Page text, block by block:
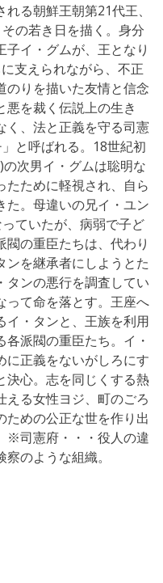
る朝鮮王朝第21代王、
の若き日を描く。身分
イ・グムが、王となり
支えられながら、不正
のりを描いた友情と信念
を裁く伝説上の生き
く、法と正義を守る司憲
と呼ばれる。18世紀初
次男イ・グムは聡明な
たために軽視され、自ら
た。母違いの兄イ・ユン
ていたが、病弱で子ど
閥の重臣たちは、代わり
ンを継承者にしようとた
タンの悪行を調査してい
って命を落とす。王座へ
イ・タンと、王族を利用
派閥の重臣たち。イ・
に正義をないがしろにす
決心。志を同じくする熱
える女性ヨジ、町のごろ
ための公正な世を作り出
※司憲府・・・役人の違
のような組織。